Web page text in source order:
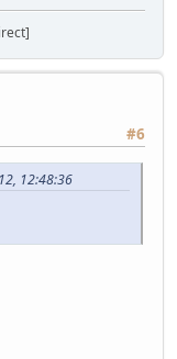
#6
12:48:36